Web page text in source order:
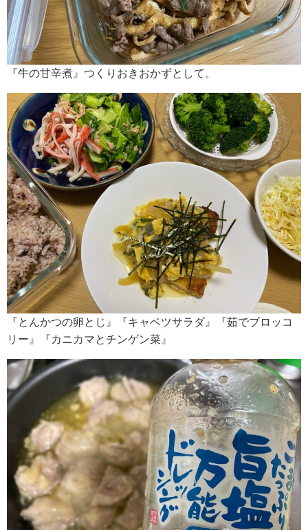
『牛の甘辛煮』つくりおきおかずとして。
『とんかつの卵とじ』『キャベツサラダ』『茹でブロッコ
リー』『カニカマとチンゲン菜』